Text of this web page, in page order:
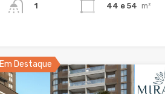
1
44 e 54 m²
Em Destaque